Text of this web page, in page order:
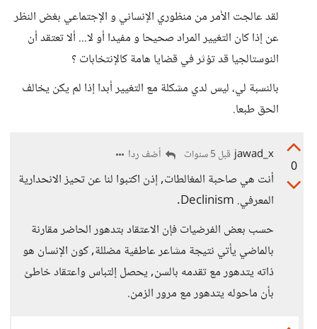
لقد عالجت الأمر من منظوري الإنساني و الإجتماعي بغض النظر
عن إذا كان التغيير المراد صحيحا و مفيدا أو لا... ألا تعتقد أن
النوستالجيا قد تؤثر في قضايا هامة كالإنتخابات ؟
بالنسبة لي، ليس لدي مشكلة مع التغيير أبدا إذا لم يكن يخالف
الحق طبعا.
0
jawad_x قبل 5 سنوات أضف ردا
أنت هي صاحبة المغالطات, إذن اكتبوا لنا عن تحيز الانحدارية
المعرفي. Declinism.
حسب بعض الفرضيات فإن الاعتقاد بتدهور الحاضر مقارنة
بالماضي يأتي نتيجة مشاعر عاطفية مضللة, كون الإنسان هو
ذاته يتدهور مع تقدمه بالسن, يحصل إلتباس واعتقاد خاطئ
بأن ماحوله يتدهور مع مرور الزمن.